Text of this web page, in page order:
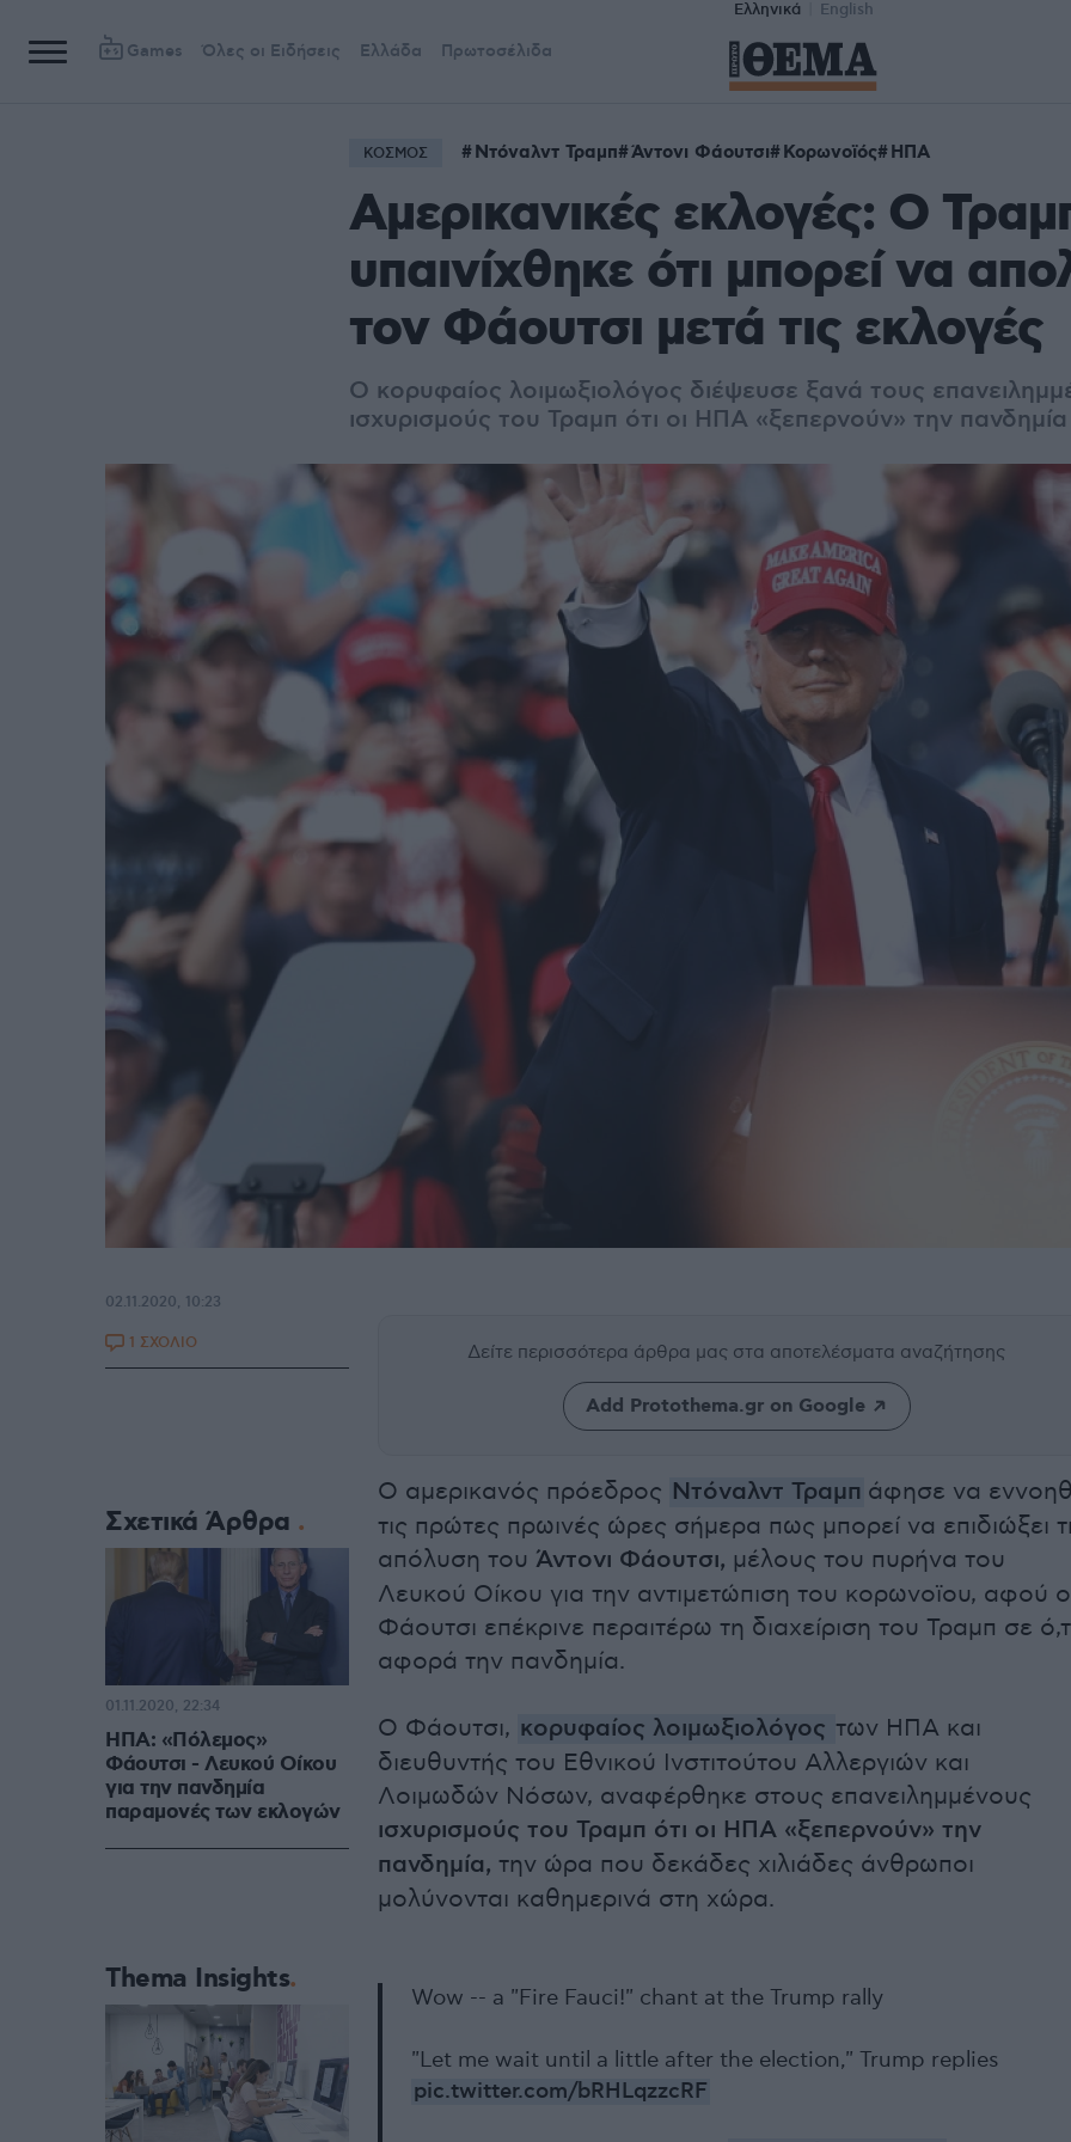
Ελληνικά English
Games Όλες οι Ειδήσεις Ελλάδα Πρωτοσέλιδα
ΚΟΣΜΟΣ Ντόναλντ Τραμπ Άντονι Φάουτσι Κορωνοϊός ΗΠΑ
Αμερικανικές εκλογές: O
υπαινίχθηκε ότι μπορεί να
τον Φάουτσι μετά τις εκλογές
Ο κορυφαίος λοιμωξιολόγος διέψευσε ξανά τους
ισχυρισμούς του Τραμπ ότι οι ΗΠΑ «ξεπερνούν» την πανδημία
Δείτε περισσότερα άρθρα μας στα αποτελέσματα αναζήτησης
Add Protothema.gr on Google
Ο αμερικανός πρόεδρος Ντόναλντ Τραμπ άφησε να
τις πρώτες πρωινές ώρες σήμερα πως μπορεί να επιδιώξει
απόλυση του Άντονι Φάουτσι, μέλους του πυρήνα του
Λευκού Οίκου για την αντιμετώπιση του κορωνοϊου, αφού ο
Φάουτσι επέκρινε περαιτέρω τη διαχείριση του Τραμπ σε
αφορά την πανδημία.
Ο Φάουτσι, κορυφαίος λοιμωξιολόγος των ΗΠΑ και
διευθυντής του Εθνικού Ινστιτούτου Αλλεργιών και
Λοιμωδών Νόσων, αναφέρθηκε στους επανειλημμένους
ισχυρισμούς του Τραμπ ότι οι ΗΠΑ «ξεπερνούν» την
πανδημία, την ώρα που δεκάδες χιλιάδες άνθρωποι
μολύνονται καθημερινά στη χώρα.
Wow -- a "Fire Fauci!" chant at the Trump rally
"Let me wait until a little after the election," Trump replies
pic.twitter.com/bRHLqzzcRF
02.11.2020, 10:23
1 ΣΧΟΛΙΟ
Σχετικά Άρθρα
ΗΠΑ: «Πόλεμος»
Φάουτσι - Λευκού Οίκου
για την πανδημία
παραμονές των εκλογών
01.11.2020, 22:34
Thema Insights